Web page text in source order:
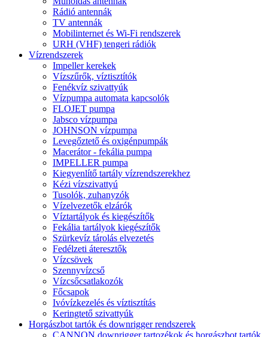
Rádió antennák
TV antennák
Mobilinternet és Wi-Fi rendszerek
URH (VHF) tengeri rádiók
Vízrendszerek
Impeller kerekek
Vízszűrők, víztisztítók
Fenékvíz szivattyúk
Vízpumpa automata kapcsolók
FLOJET pumpa
Jabsco vízpumpa
JOHNSON vízpumpa
Levegőztető és oxigénpumpák
Macerátor - fekália pumpa
IMPELLER pumpa
Kiegyenlítő tartály vízrendszerekhez
Kézi vízszivattyú
Tusolók, zuhanyzók
Vízelvezetők elzárók
Víztartályok és kiegészítők
Fekália tartályok kiegészítők
Szürkevíz tárolás elvezetés
Fedélzeti áteresztők
Vízcsövek
Szennyvízcső
Vízcsőcsatlakozók
Főcsapok
Ivóvízkezelés és víztisztítás
Keringtető szivattyúk
Horgászbot tartók és downrigger rendszerek